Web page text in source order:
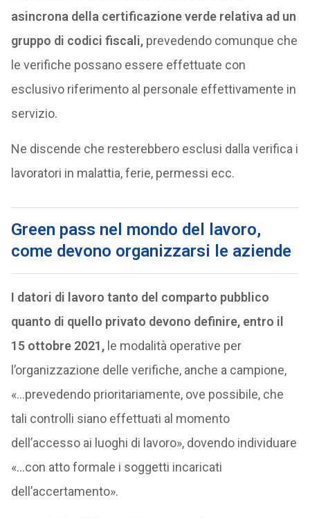
asincrona della certificazione verde relativa ad un
gruppo di codici fiscali,prevedendo comunque che
le verifiche possano essere effettuate con
esclusivo riferimento al personale effettivamente in
servizio.
Ne discende che resterebbero esclusi dalla verifica i
lavoratori in malattia, ferie, permessi ecc.
Green pass nel mondo del lavoro,
come devono organizzarsi le aziende
I datori di lavoro tanto del comparto pubblico
quanto di quello privato devono definire, entro il
15 ottobre 2021,le modalità operative per
l’organizzazione delle verifiche, anche a campione,
«…prevedendo prioritariamente, ove possibile, che
tali controlli siano effettuati al momento
dell’accesso ai luoghi di lavoro», dovendo individuare
«…con atto formale i soggetti incaricati
dell’accertamento».